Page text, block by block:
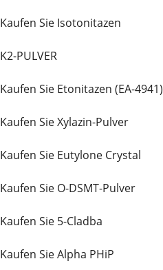
Kaufen Sie Isotonitazen
K2-PULVER
Kaufen Sie Etonitazen (EA-4941)
Kaufen Sie Xylazin-Pulver
Kaufen Sie Eutylone Crystal
Kaufen Sie O-DSMT-Pulver
Kaufen Sie 5-Cladba
Kaufen Sie Alpha PHiP